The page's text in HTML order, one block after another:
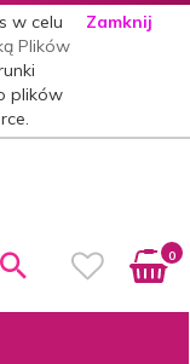
w celu
Plików
plików
Zamknij
0